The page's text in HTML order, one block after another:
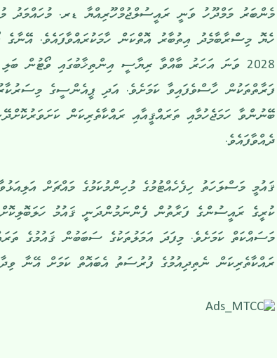
މެންބަރު މަމްދޫހު ވަނީ ރައީސުލްޖުމްހޫރިއްޔާ ޑރ. މުހައްމަދު
ހެޔޮ މިސްރާބާމެދު އިތުބާރު އޮތްކަން ހާމަކުރައްވާފައެވެ. އޭނާގެ
2028 ވަނަ އަހަރު ބާއްވާ ރިޔާސީ އިންތިޚާބުގައި ވޯޓުން
ފަރާތްތަކުން ހާސްވެފައިވާ ކަމަށެވެ. އަދި ޕީއެންސީގެ
ބޭނުންވާ ހަމަޖެހުމާއި ތަރައްޤީއާއި ރައްކާތެރިކަން
ދެއްވާފައެވެ.
ޤައުމީ މަސްލަހަތު ހިފެހެއްޓުމުގެ މުހިންމުކަމުގެ މައްޗަށް
ކުރީގެ ރައީސުންގެ ފަރާތުން ފެންނަމުންދަނީ ޤައުމު
މަސައްކަތް ކަމަށެވެ. މިފަދަ އަމަލުތަކުގެ ސަބަބުން ޤައުމުގެ
ރައްކާތެރިކަން ނެތިދިއުމުގެ ފުރުސަތު އެބައޮތް ކަމަށް އޭނާ